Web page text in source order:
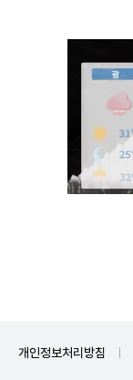
개인정보처리방침